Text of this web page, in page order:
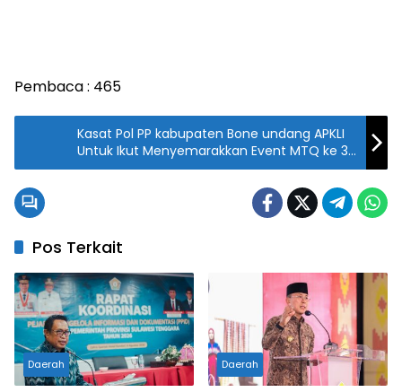
Pembaca : 465
Kasat Pol PP kabupaten Bone undang APKLI
Untuk Ikut Menyemarakkan Event MTQ ke 32
Tingkat Sulsel
Pos Terkait
Daerah Daerah